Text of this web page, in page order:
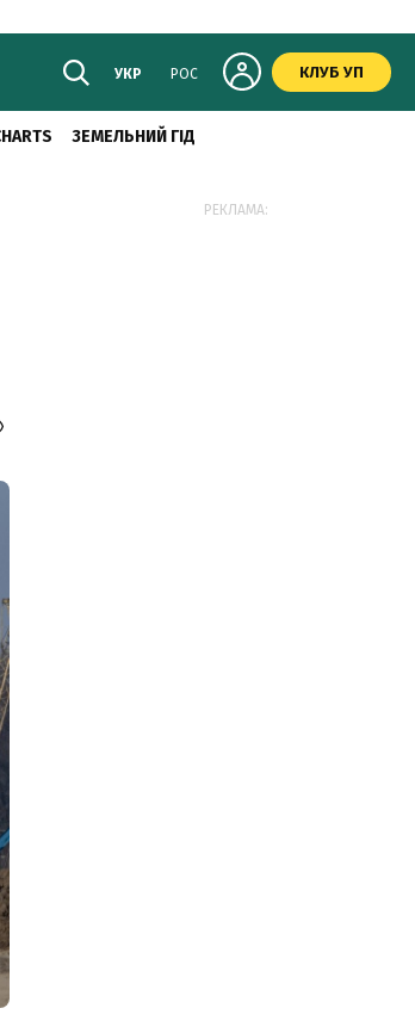
УКР РОС КЛУБ УП
ЗЕМЕЛЬНИЙ ГІД
РЕКЛАМА: